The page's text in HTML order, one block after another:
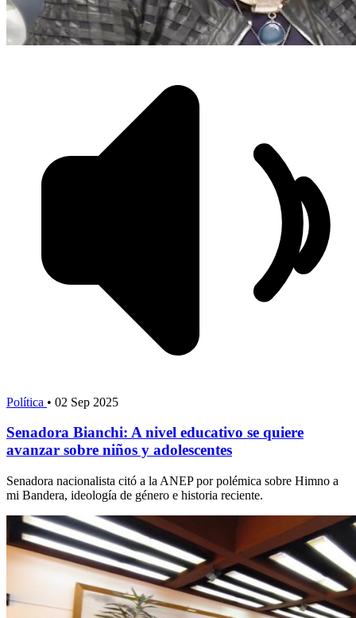
Política • 02 Sep 2025
Senadora Bianchi: A nivel educativo se quiere
avanzar sobre niños y adolescentes
Senadora nacionalista citó a la ANEP por polémica sobre Himno a
mi Bandera, ideología de género e historia reciente.